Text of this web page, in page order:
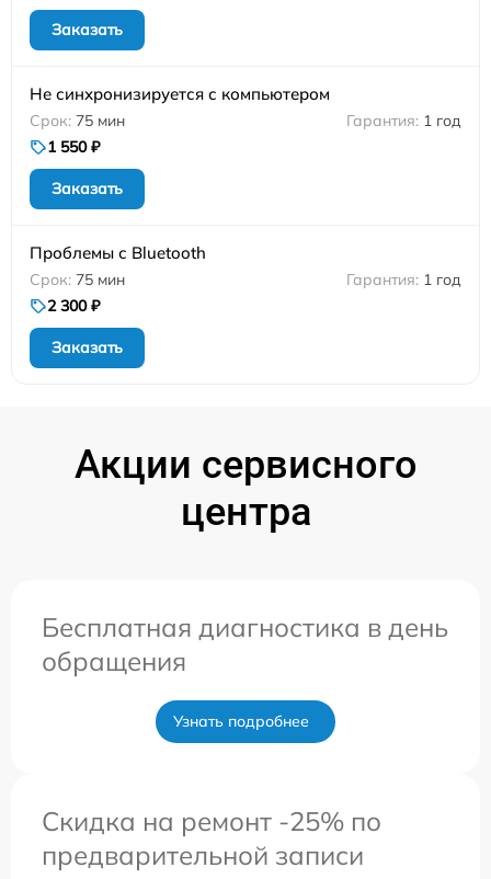
Заказать
Не синхронизируется с компьютером
75 мин
1 год
1 550 ₽
Заказать
Проблемы с Bluetooth
75 мин
1 год
2 300 ₽
Заказать
Акции сервисного
центра
Бесплатная диагностика в день
обращения
Узнать подробнее
Скидка на ремонт -25% по
предварительной записи